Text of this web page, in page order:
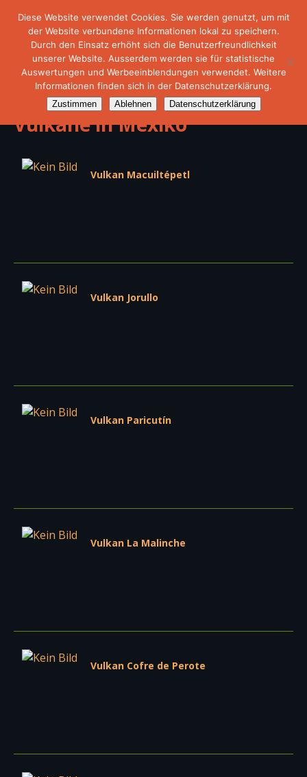
Vulkane in Mexiko
Vulkan Macuiltépetl
Vulkan Jorullo
Vulkan Paricutín
Vulkan La Malinche
Vulkan Cofre de Perote
Diese Website verwendet Cookies. Sie werden genutzt, um mit
der Website verbundene Informationen lokal zu speichern.
Durch den Einsatz erhöht sich die Benutzerfreundlichkeit
unserer Website. Ausserdem werden sie für statistische
Auswertungen und Werbeeinblendungen verwendet. Weitere
Informationen finden sich in der Datenschutzerklärung.
Zustimmen Ablehnen Datenschutzerklärung